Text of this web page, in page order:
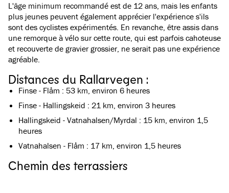
L'âge minimum recommandé est de 12 ans, mais les enfants
plus jeunes peuvent également apprécier l'expérience s'ils
sont des cyclistes expérimentés. En revanche, être assis dans
une remorque à vélo sur cette route, qui est parfois cahoteuse
et recouverte de gravier grossier, ne serait pas une expérience
agréable.
Distances du Rallarvegen :
Finse - Flåm : 53 km, environ 6 heures
Finse - Hallingskeid : 21 km, environ 3 heures
Hallingskeid - Vatnahalsen/Myrdal : 15 km, environ 1,5
heures
Vatnahalsen - Flåm : 17 km, environ 1,5 heures
Chemin des terrassiers